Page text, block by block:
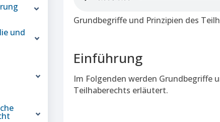
und
Grundbegriffe und Prinzipien des
Einführung
Im Folgenden werden Grundbegriffe
Teilhaberechts erläutert.